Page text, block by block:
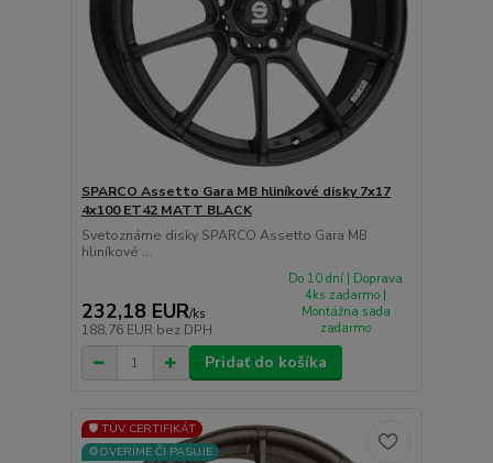
SPARCO Assetto Gara MB hliníkové disky 7x17
4x100 ET42 MATT BLACK
Svetoznáme disky SPARCO Assetto Gara MB
hliníkové ...
232,18 EUR/ks
188,76 EUR bez DPH
Do 10 dní | Doprava
4ks zadarmo |
Montážna sada
zadarmo
Pridať do košíka
🛡️ TÜV CERTIFIKÁT
⚙️OVERÍME ČI PASUJE